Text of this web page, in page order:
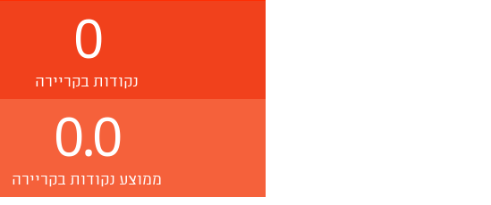
0
נקודות בקריירה
0.0
ממוצע נקודות בקריירה